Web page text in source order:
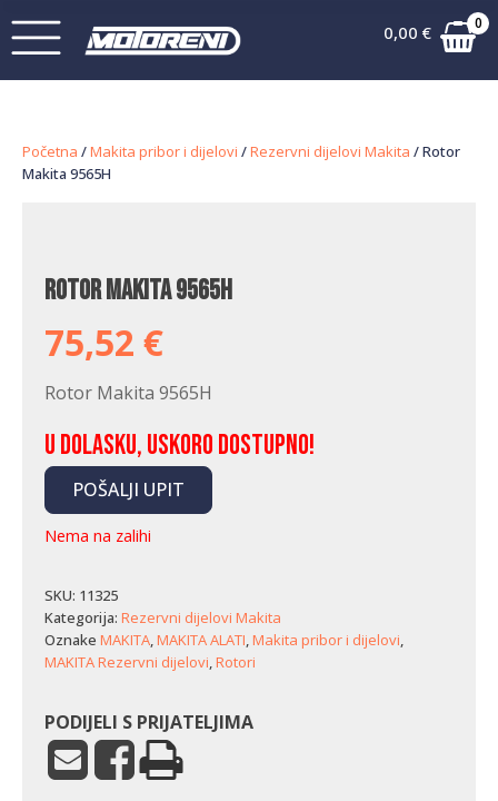
0,00 € 0
Početna /Makita pribor i dijelovi /Rezervni dijelovi Makita / Rotor
Makita 9565H
Rotor Makita 9565H
75,52 €
Rotor Makita 9565H
U dolasku, uskoro dostupno!
POŠALJI UPIT
Nema na zalihi
SKU: 11325
Kategorija: Rezervni dijelovi Makita
Oznake MAKITA,MAKITA ALATI,Makita pribor i dijelovi,
MAKITA Rezervni dijelovi,Rotori
PODIJELI S PRIJATELJIMA